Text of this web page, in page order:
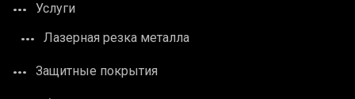
Услуги
Лазерная резка металла
Защитные покрытия